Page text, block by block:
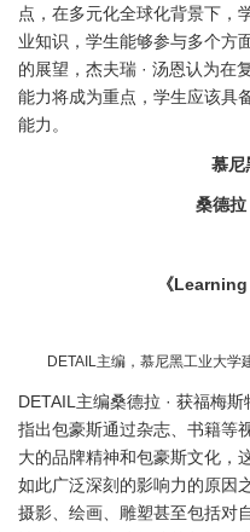
点，在多元化全球化背景下，
业知识，学生能够参与多个方
的展望，杰夫瑞 · 汤恩认为在
能力将成为重点，学生应该具
能力。
慕尼
桑德拉
《
DETAIL主编，慕尼黑工业大学
DETAIL主编桑德拉 · 获福梅
指出包豪斯通过杂志、书籍等
大的品牌精神和包豪斯文化，
如此广泛深刻的影响力的原因
摄影、绘画、雕塑甚至包括对